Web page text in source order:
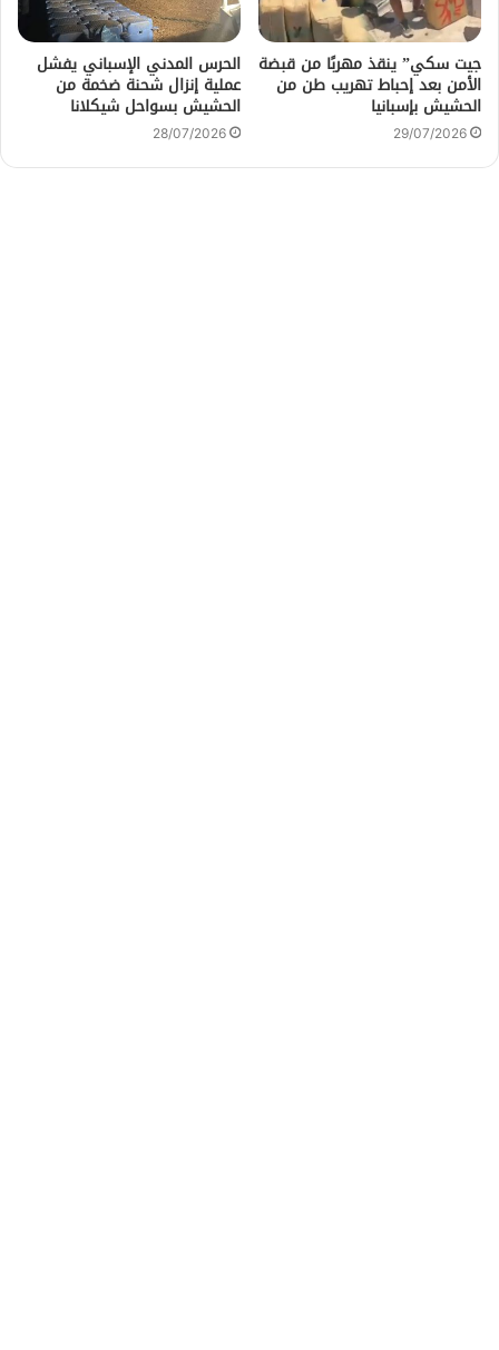
جيت سكي” ينقذ مهربًا من قبضة
الأمن بعد إحباط تهريب طن من
الحشيش بإسبانيا
29/07/2026
الحرس المدني الإسباني يفشل
عملية إنزال شحنة ضخمة من
الحشيش بسواحل شيكلانا
28/07/2026